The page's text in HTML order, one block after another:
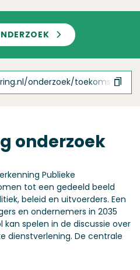
onderzoek/toekomst-
onderzoek
Publieke
tot een gedeeld beeld
beleid en uitvoerders. Een
en ondernemers in 2035
spelen in de discussie over
dienstverlening. De centrale